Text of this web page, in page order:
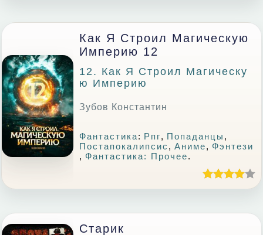
Как Я Строил Магическую
Империю 12
12. Как Я Строил Магическу
Ю Империю
Зубов Константин
Фантастика: Рпг, Попаданцы ,
Постапокалипсис ,Аниме, Фэнтези
, Фантастика: Прочее.
Старик